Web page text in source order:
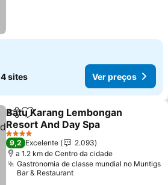
4 sites Ver preços
PartilharAdicionar aos favoritos
Batu Karang Lembongan
Resort And Day Spa
Ver preços
4 Estrelas
9,2 Excelente
2.093
a 1.2 km de Centro da cidade
Gastronomia de classe mundial no Muntigs
Bar & Restaurant